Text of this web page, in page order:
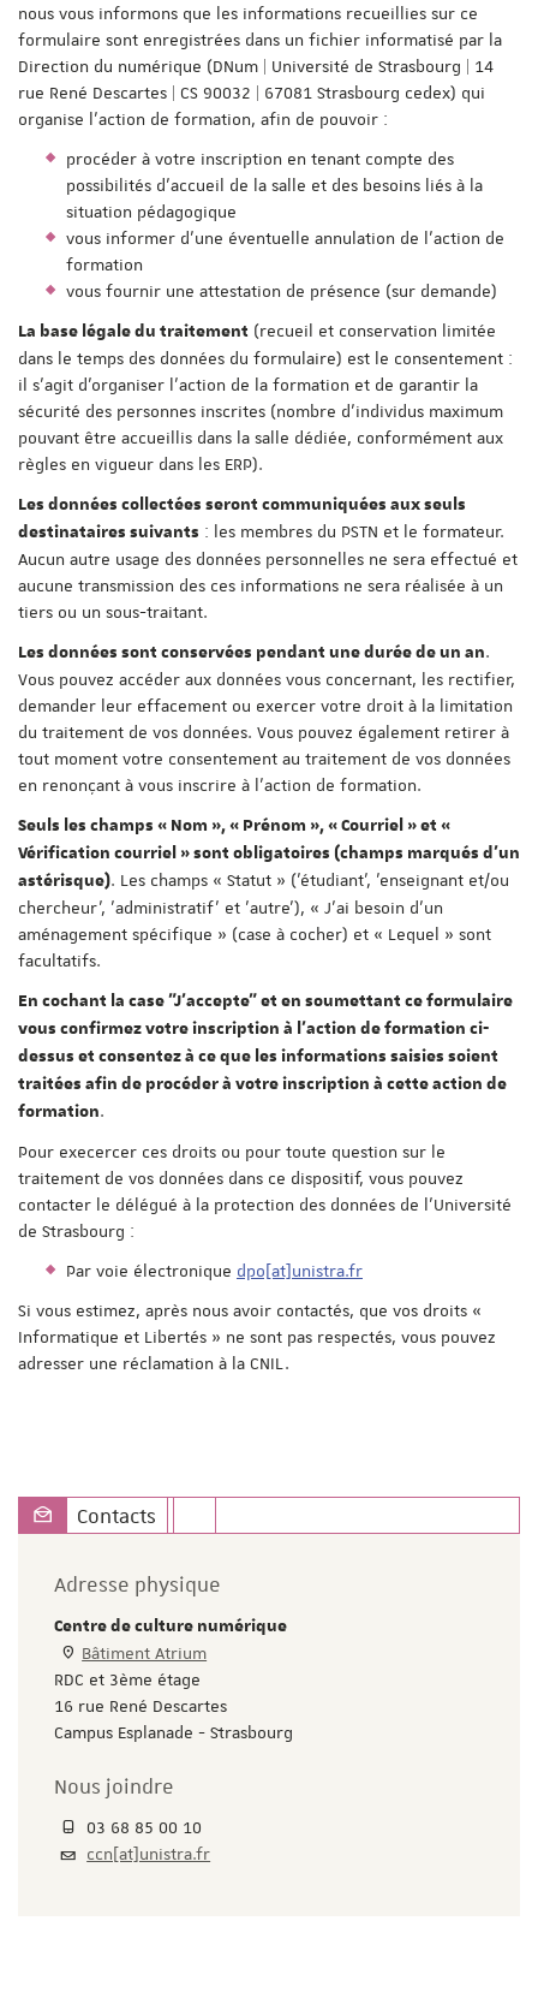
nous vous informons que les informations recueillies sur ce
formulaire sont enregistrées dans un fichier informatisé par la
Direction du numérique (DNum | Université de Strasbourg | 14
rue René Descartes | CS 90032 | 67081 Strasbourg cedex) qui
organise l'action de formation, afin de pouvoir :
procéder à votre inscription en tenant compte des
possibilités d'accueil de la salle et des besoins liés à la
situation pédagogique
vous informer d'une éventuelle annulation de l'action de
formation
vous fournir une attestation de présence (sur demande)
La base légale du traitement (recueil et conservation limitée
dans le temps des données du formulaire) est le consentement :
il s'agit d'organiser l'action de la formation et de garantir la
sécurité des personnes inscrites (nombre d'individus maximum
pouvant être accueillis dans la salle dédiée, conformément aux
règles en vigueur dans les ERP).
Les données collectées seront communiquées aux seuls
destinataires suivants : les membres du PSTN et le formateur.
Aucun autre usage des données personnelles ne sera effectué et
aucune transmission des ces informations ne sera réalisée à un
tiers ou un sous-traitant.
Les données sont conservées pendant une durée de un an.
Vous pouvez accéder aux données vous concernant, les rectifier,
demander leur effacement ou exercer votre droit à la limitation
du traitement de vos données. Vous pouvez également retirer à
tout moment votre consentement au traitement de vos données
en renonçant à vous inscrire à l'action de formation.
Seuls les champs « Nom », « Prénom », « Courriel » et «
Vérification courriel » sont obligatoires (champs marqués d'un
astérisque). Les champs « Statut » ('étudiant', 'enseignant et/ou
chercheur', 'administratif' et 'autre'), « J'ai besoin d'un
aménagement spécifique » (case à cocher) et « Lequel » sont
facultatifs.
En cochant la case "J'accepte" et en soumettant ce formulaire
vous confirmez votre inscription à l'action de formation ci-
dessus et consentez à ce que les informations saisies soient
traitées afin de procéder à votre inscription à cette action de
formation.
Pour execercer ces droits ou pour toute question sur le
traitement de vos données dans ce dispositif, vous pouvez
contacter le délégué à la protection des données de l'Université
de Strasbourg :
Par voie électronique dpo[at]unistra.fr
Si vous estimez, après nous avoir contactés, que vos droits «
Informatique et Libertés » ne sont pas respectés, vous pouvez
adresser une réclamation à la CNIL.
Contacts
Adresse physique
Centre de culture numérique
Bâtiment Atrium
RDC et 3ème étage
16 rue René Descartes
Campus Esplanade - Strasbourg
Nous joindre
03 68 85 00 10
ccn[at]unistra.fr